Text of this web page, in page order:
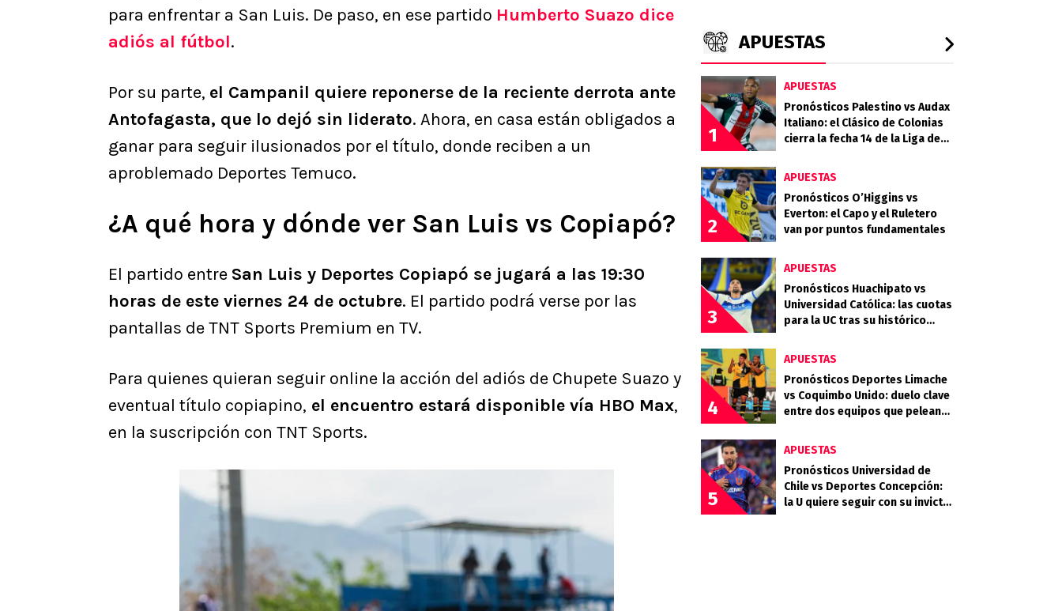
para enfrentar a San Luis. De paso, en ese partido Humberto Suazo dice
adiós al fútbol.
Por su parte, el Campanil quiere reponerse de la reciente derrota ante
Antofagasta, que lo dejó sin liderato. Ahora, en casa están obligados a
ganar para seguir ilusionados por el título, donde reciben a un
aproblemado Deportes Temuco.
¿A qué hora y dónde ver San Luis vs Copiapó?
El partido entre San Luis y Deportes Copiapó se jugará a las 19:30
horas de este viernes 24 de octubre. El partido podrá verse por las
pantallas de TNT Sports Premium en TV.
Para quienes quieran seguir online la acción del adiós de Chupete Suazo y
eventual título copiapino, el encuentro estará disponible vía HBO Max,
en la suscripción con TNT Sports.
APUESTAS
1
APUESTAS
Pronósticos Palestino vs Audax
Italiano: el Clásico de Colonias
cierra la fecha 14 de la Liga de
2
APUESTAS
Pronósticos O’Higgins vs
Everton: el Capo y el Ruletero
van por puntos fundamentales
3
APUESTAS
Pronósticos Huachipato vs
Universidad Católica: las cuotas
para la UC tras su histórico
4
APUESTAS
Pronósticos Deportes Limache
vs Coquimbo Unido: duelo clave
entre dos equipos que pelean
5
APUESTAS
Pronósticos Universidad de
Chile vs Deportes Concepción:
la U quiere seguir con su invicto